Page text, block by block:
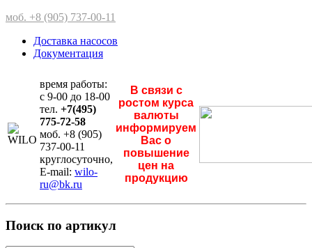
моб. +8 (905) 737-00-11
Доставка насосов
Документация
время работы:
с 9-00 до 18-00
тел. +7(495)
775-72-58
моб. +8 (905)
737-00-11
круглосуточно,
E-mail: wilo-
ru@bk.ru
В связи с
ростом курса
валюты
информируем
Вас о
повышение
цен на
продукцию
Поиск по артикул